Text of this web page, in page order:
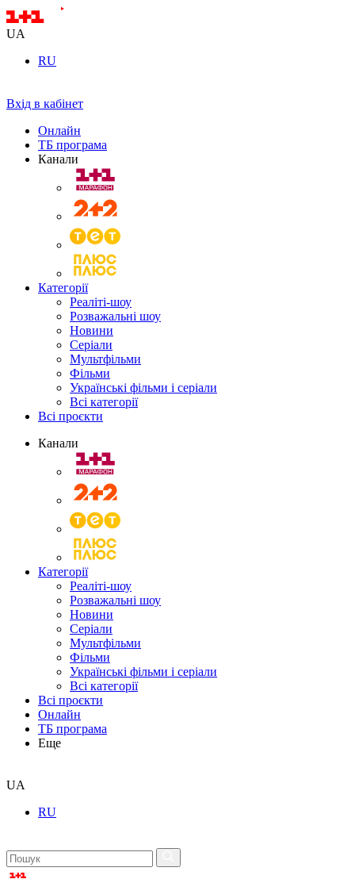
UA
RU
Вхід в кабінет
Онлайн
ТБ програма
Канали
Категорії
Реаліті-шоу
Розважальні шоу
Новини
Серіали
Мультфільми
Фільми
Українські фільми і серіали
Всі категорії
Всі проєкти
Канали
Категорії
Реаліті-шоу
Розважальні шоу
Новини
Серіали
Мультфільми
Фільми
Українські фільми і серіали
Всі категорії
Всі проєкти
Онлайн
ТБ програма
Еще
UA
RU